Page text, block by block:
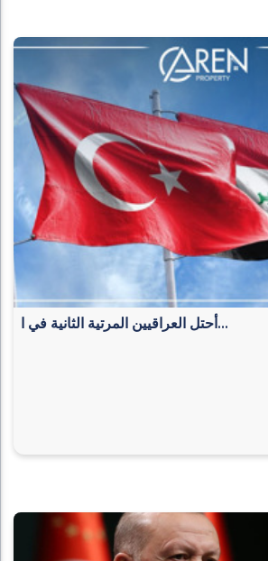
أحتل العراقيين المرتية الثانية في ا...